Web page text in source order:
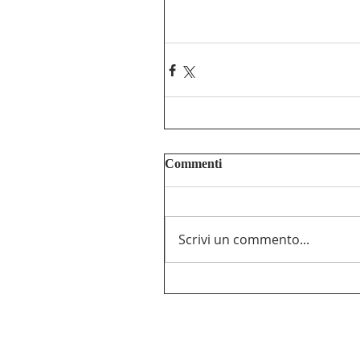
Commenti
Scrivi un commento...